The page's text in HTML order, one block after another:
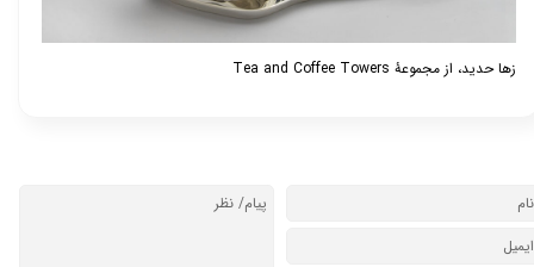
زها حدید، از مجموعۀ Tea and Coffee Towers